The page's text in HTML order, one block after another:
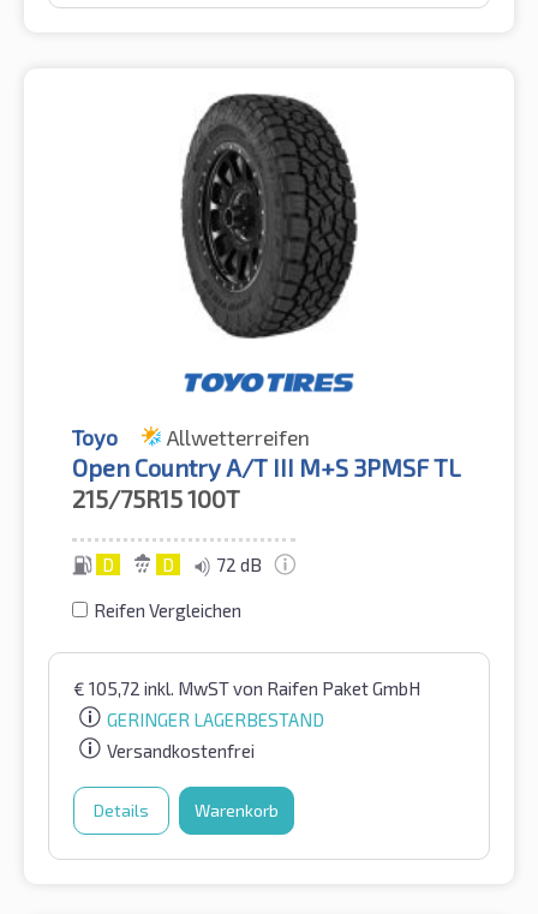
Toyo Allwetterreifen
Open Country A/T III M+S 3PMSF TL
215/75R15100T
D D 72 dB
Reifen Vergleichen
€ 105,72 inkl. MwSTvon Raifen Paket GmbH
GERINGER LAGERBESTAND
Versandkostenfrei
Details Warenkorb